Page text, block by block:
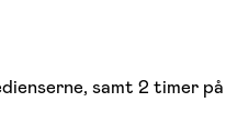
samt 2 timer